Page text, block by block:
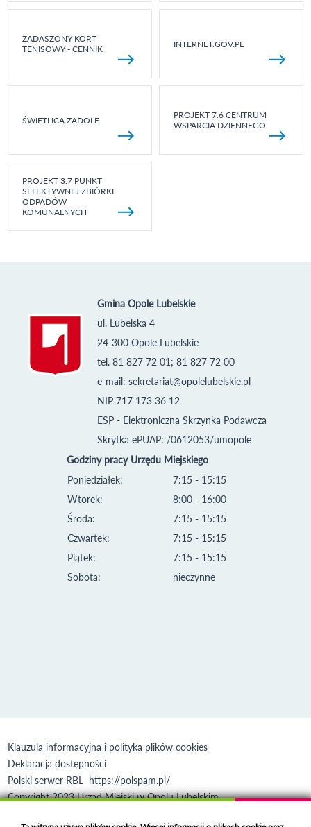
ZADASZONY KORT
TENISOWY - CENNIK
INTERNET.GOV.PL
ŚWIETLICA ZADOLE
PROJEKT 7.6 CENTRUM
WSPARCIA DZIENNEGO
PROJEKT 3.7 PUNKT
SELEKTYWNEJ ZBIÓRKI
ODPADÓW
KOMUNALNYCH
Gmina Opole Lubelskie
ul. Lubelska 4
24-300 Opole Lubelskie
tel. 81 827 72 01; 81 827 72 00
e-mail: sekretariat@opolelubelskie.pl
NIP 717 173 36 12
ESP - Elektroniczna Skrzynka Podawcza
Skrytka ePUAP: /0612053/umopole
Godziny pracy Urzędu Miejskiego
Poniedziałek:
Wtorek:
Środa:
Czwartek:
Piątek:
Sobota:
7:15 - 15:15
8:00 - 16:00
7:15 - 15:15
7:15 - 15:15
7:15 - 15:15
nieczynne
Klauzula informacyjna i polityka plików cookies
Deklaracja dostępności
Polski serwer RBL https://polspam.pl/
Copyright 2023 Urząd Miejski w Opolu Lubelskim